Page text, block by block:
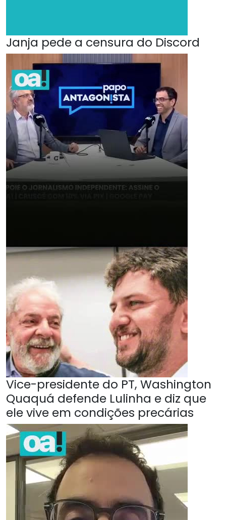
Janja pede a censura do Discord
Vice-presidente do PT, Washington
Quaquá defende Lulinha e diz que
ele vive em condições precárias